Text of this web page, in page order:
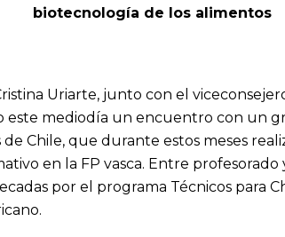
biotecnología de los alimentos
Uriarte, junto con el
este mediodía un encuentro con un
Chile, que durante estos meses
en la FP vasca. Entre
por el programa Técnicos para